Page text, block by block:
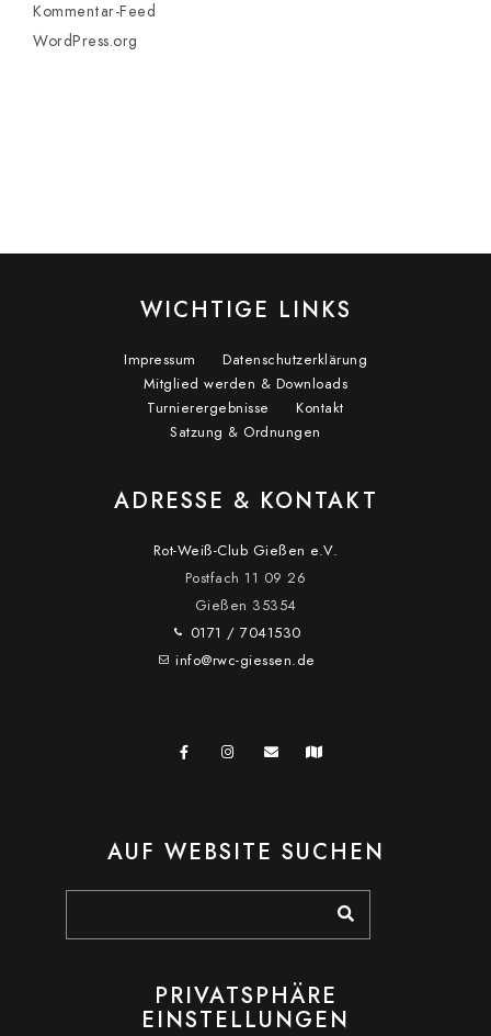
Kommentar-Feed
WordPress.org
WICHTIGE LINKS
Impressum
Datenschutzerklärung
Mitglied werden & Downloads
Turnierergebnisse
Kontakt
Satzung & Ordnungen
ADRESSE & KONTAKT
Rot-Weiß-Club Gießen e.V.
Postfach 11 09 26
Gießen 35354
0171 / 7041530
info@rwc-giessen.de
AUF WEBSITE SUCHEN
PRIVATSPHÄRE
EINSTELLUNGEN